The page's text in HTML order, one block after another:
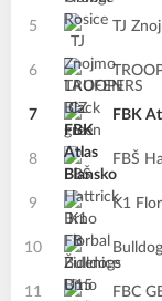
5 TJ
6
7 FBK
8 FBŠ
9 K1
10
11 FBC